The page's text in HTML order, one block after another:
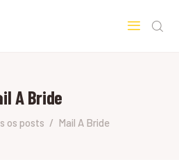
A Bride
os posts Mail A Bride